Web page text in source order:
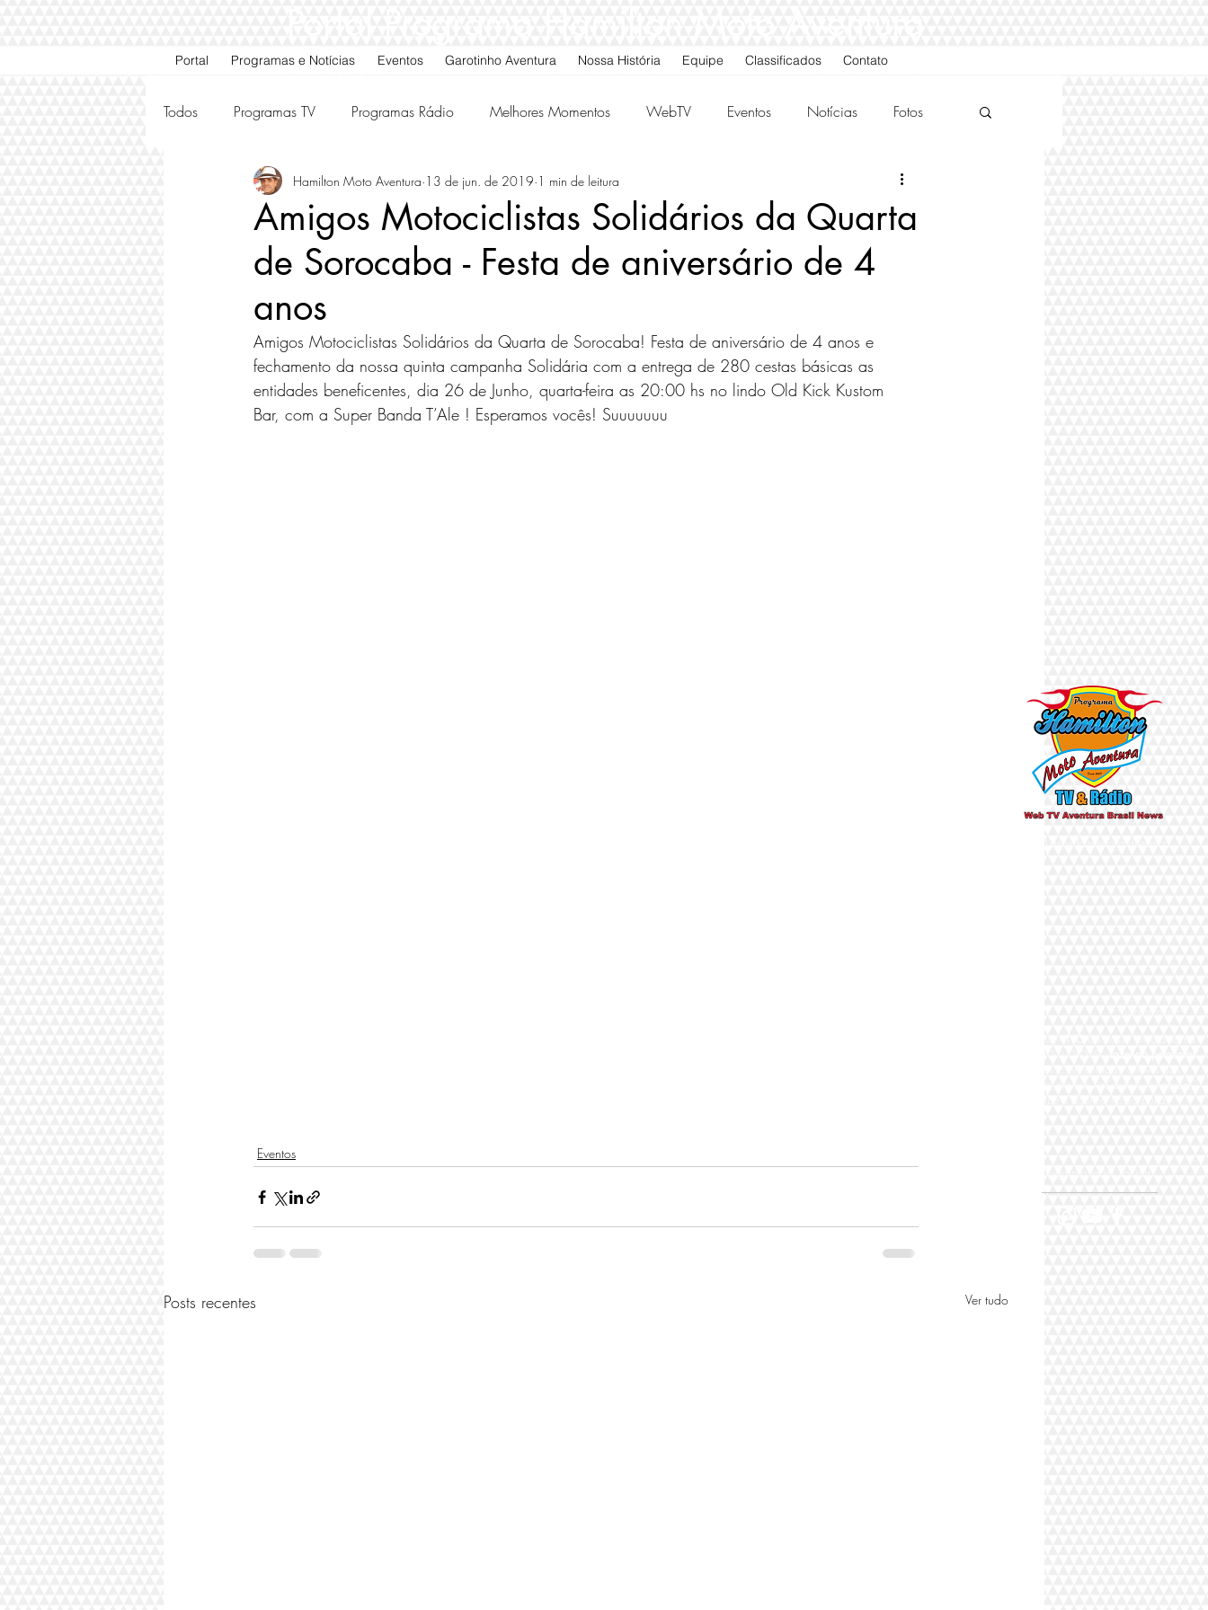
Portal Programas e Notícias Eventos Garotinho Aventura Nossa História Equipe Classificados Contato
Todos Programas TV Programas Rádio Melhores Momentos WebTV Eventos Notícias Fotos
Motos e Carros Antigos Amigos da Quarta Classificados
Amigos Motociclistas Solidários da Quarta
de Sorocaba - Festa de aniversário de 4
anos
Hamilton Moto Aventura 13 de jun. de 2019 1 min de leitura
Amigos Motociclistas Solidários da Quarta de Sorocaba! Festa de aniversário de 4 anos e
fechamento da nossa quinta campanha Solidária com a entrega de 280 cestas básicas as
entidades beneficentes, dia 26 de Junho, quarta-feira as 20:00 hs no lindo Old Kick Kustom
Bar, com a Super Banda T’Ale ! Esperamos vocês! Suuuuuuu
Eventos
Posts recentes Ver tudo